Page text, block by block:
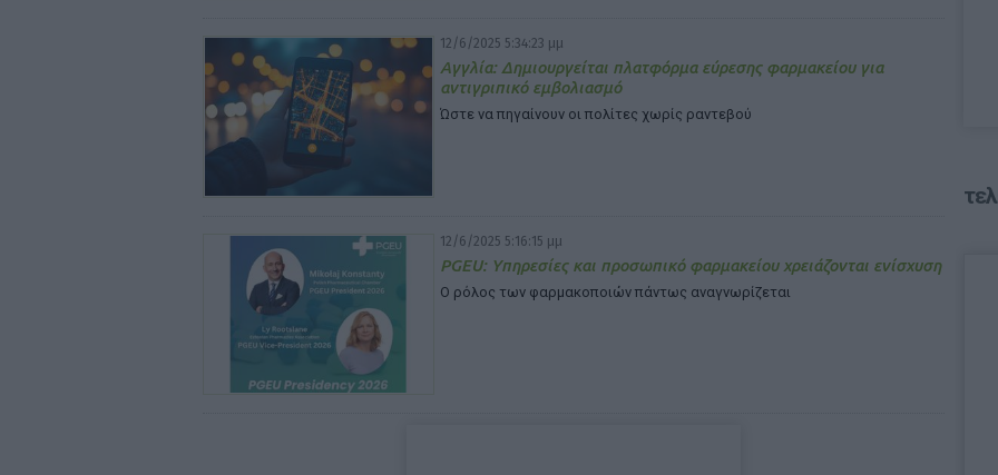
12/6/2025 5:34:23 μμ
Αγγλία: Δημιουργείται πλατφόρμα εύρεσης φαρμακείου για
αντιγριπικό εμβολιασμό
Ώστε να πηγαίνουν οι πολίτες χωρίς ραντεβού
12/6/2025 5:16:15 μμ
PGEU: Υπηρεσίες και προσωπικό φαρμακείου χρειάζονται ενίσχυση
Ο ρόλος των φαρμακοποιών πάντως αναγνωρίζεται